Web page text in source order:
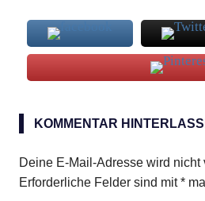
Salat
Vinaigrette
KOMMENTAR
Deine E-Mail-Adresse wird nicht
Erforderliche Felder sind mit*